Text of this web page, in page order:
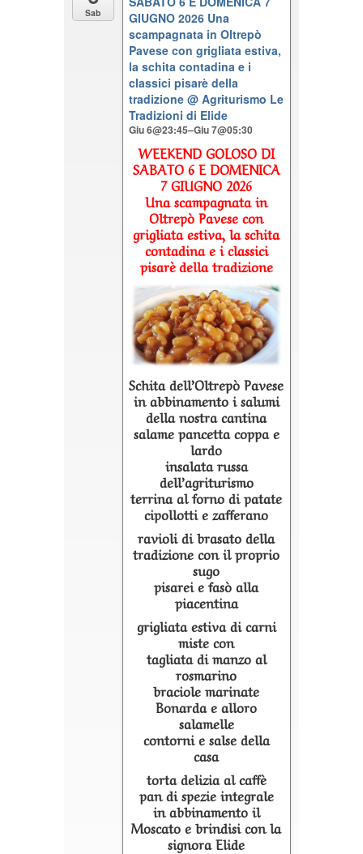
Sab
GIUGNO 2026 Una
scampagnata in Oltrepò
Pavese con grigliata estiva,
la schita contadina e i
classici pisarè della
tradizione@ Agriturismo Le
Tradizioni di Elide
Giu 6@23:45–Giu 7@05:30
WEEKEND GOLOSO DI
SABATO 6 E DOMENICA
7 GIUGNO 2026
Una scampagnata in
Oltrepò Pavese con
grigliata estiva, la schita
contadina e i classici
pisarè della tradizione
Schita dell’Oltrepò Pavese
in abbinamento i salumi
della nostra cantina
salame pancetta coppa e
lardo
insalata russa
dell’agriturismo
terrina al forno di patate
cipollotti e zafferano
ravioli di brasato della
tradizione con il proprio
sugo
pisarei e fasò alla
piacentina
grigliata estiva di carni
miste con
tagliata di manzo al
rosmarino
braciole marinate
Bonarda e alloro
salamelle
contorni e salse della
casa
torta delizia al caffè
pan di spezie integrale
in abbinamento il
Moscato e brindisi con la
signora Elide